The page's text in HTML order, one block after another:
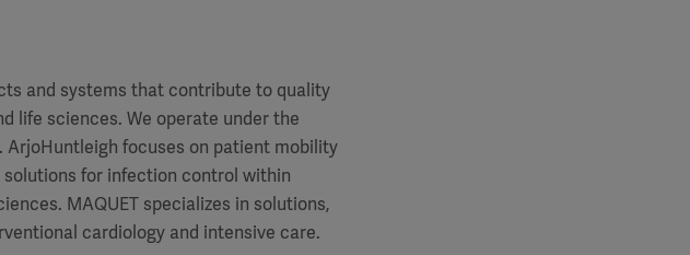
and systems that contribute to quality
life sciences. We operate under the
ArjoHuntleigh focuses on patient mobility
solutions for infection control within
MAQUET specializes in solutions,
cardiology and intensive care.